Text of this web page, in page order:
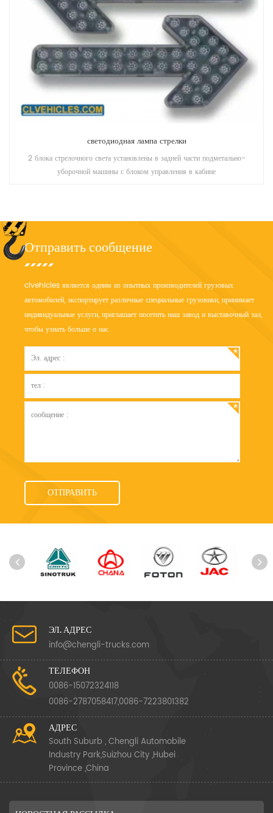
светодиодная лампа стрелки
2 блока стрелочного света установлены в задней части подметально-
уборочной машины с блоком управления в кабине
Отправить сообщение
clvehicles является одним из опытных производителей грузовых
автомобилей, экспортирует различные специальные грузовики, принимает
индивидуальные услуги, приглашает посетить наш завод и выставочный зал,
чтобы узнать больше о нас.
ЭЛ. АДРЕС
info@chengli-trucks.com
ТЕЛЕФОН
0086-15072324118
0086-2787058417,0086-7223801382
АДРЕС
South Suburb , Chengli Automobile
Industry Park,Suizhou City ,Hubei
Province ,China